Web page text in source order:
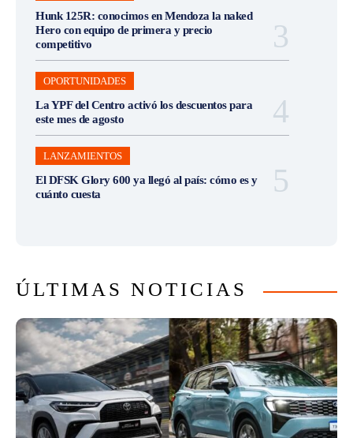
Hunk 125R: conocimos en Mendoza la naked
Hero con equipo de primera y precio
competitivo
OPORTUNIDADES
La YPF del Centro activó los descuentos para
este mes de agosto
LANZAMIENTOS
El DFSK Glory 600 ya llegó al país: cómo es y
cuánto cuesta
ÚLTIMAS NOTICIAS